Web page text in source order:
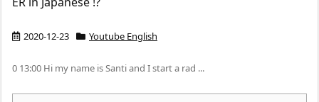
2020-12-23 Youtube English
0 13:00 Hi my name is Santi and I start a rad ...